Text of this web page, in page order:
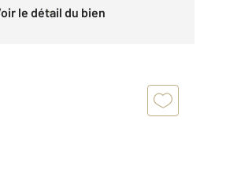
Voir le détail du bien